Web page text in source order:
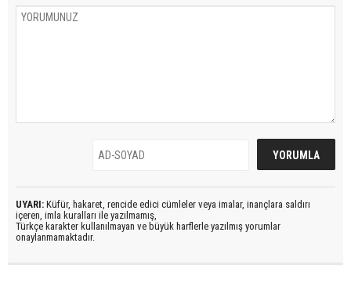
UYARI: Küfür, hakaret, rencide edici cümleler veya imalar, inançlara saldırı
içeren, imla kuralları ile yazılmamış,
Türkçe karakter kullanılmayan ve büyük harflerle yazılmış yorumlar
onaylanmamaktadır.